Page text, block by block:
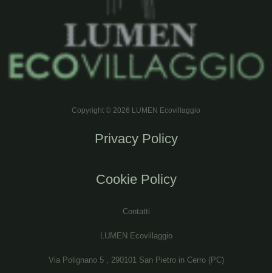
Copyright © 2026 LUMEN Ecovillaggio
Privacy Policy
Cookie Policy
Contatti
LUMEN Ecovillaggio
Via Polignano 5 , 290101 San Pietro in Cerro (PC)